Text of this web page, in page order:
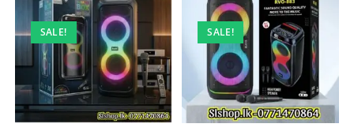
SALE! SALE!